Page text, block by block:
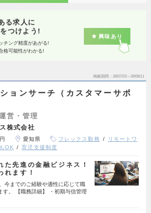
る求人に
つけよう!
チング精度があがる!
格可能性がわかる!
興味あり
掲載期間 26/07/23～26/08/11
ションサーチ（カスタマーサポ
営・管理
株式会社
愛知県 フレックス勤務
リモートワ
OK 育児支援制度
た先進の金融ビジネス！
れます！
今までのご経験や適性に応じて職
す。 【職務詳細】 ・初期与信管理